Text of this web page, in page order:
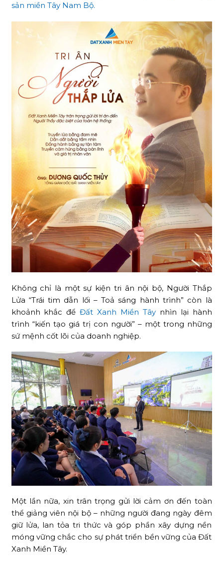
sản miền Tây Nam Bộ.
Không chỉ là một sự kiện tri ân nội bộ, Người Thắp
Lửa “Trái tim dẫn lối – Toả sáng hành trình” còn là
khoảnh khắc đểĐất Xanh Miền Tâynhìn lại hành
trình “kiến tạo giá trị con người” – một trong những
sứ mệnh cốt lõi của doanh nghiệp.
Một lần nữa, xin trân trọng gửi lời cảm ơn đến toàn
thể giảng viên nội bộ – những người đang ngày đêm
giữ lửa, lan tỏa tri thức và góp phần xây dựng nền
móng vững chắc cho sự phát triển bền vững của Đất
Xanh Miền Tây.